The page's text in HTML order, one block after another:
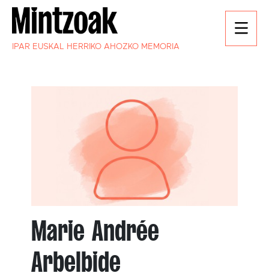
IPAR EUSKAL HERRIKO AHOZKO MEMORIA
Marie Andrée
Arbelbide